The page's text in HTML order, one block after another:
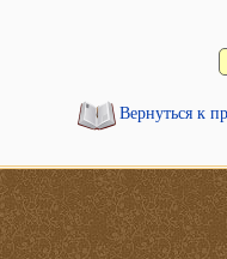
Вернуться к